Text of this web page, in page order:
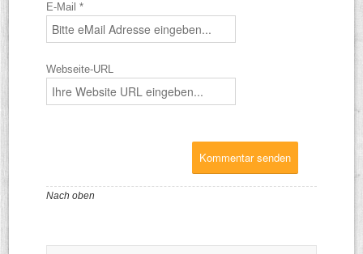
E-Mail *
Webseite-URL
Nach oben